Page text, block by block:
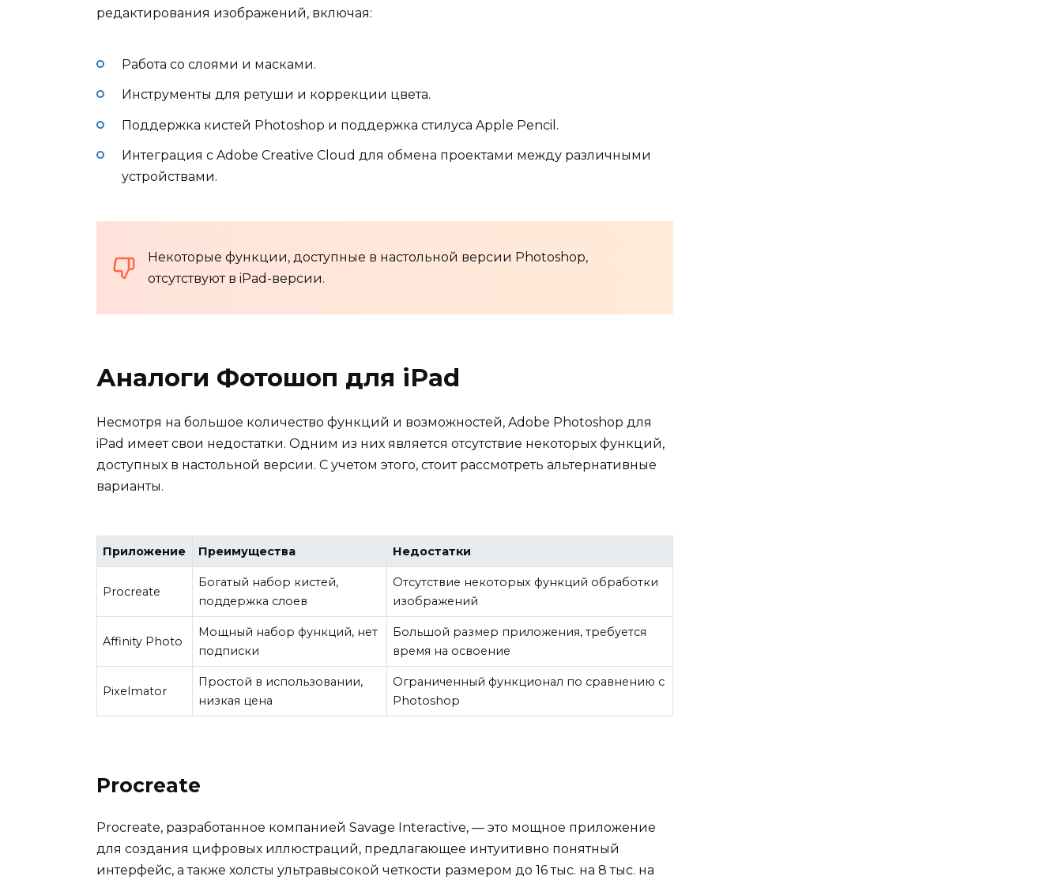
редактирования изображений, включая:
Работа со слоями и масками.
Инструменты для ретуши и коррекции цвета.
Поддержка кистей Photoshop и поддержка стилуса Apple Pencil.
Интеграция с Adobe Creative Cloud для обмена проектами между различными
устройствами.
Некоторые функции, доступные в настольной версии Photoshop,
отсутствуют в iPad-версии.
Аналоги Фотошоп для iPad
Несмотря на большое количество функций и возможностей, Adobe Photoshop для
iPad имеет свои недостатки. Одним из них является отсутствие некоторых функций,
доступных в настольной версии. С учетом этого, стоит рассмотреть альтернативные
варианты.
Приложение Преимущества Недостатки
Procreate
Богатый набор кистей,
поддержка слоев
Отсутствие некоторых функций обработки
изображений
Affinity Photo
Мощный набор функций, нет
подписки
Большой размер приложения, требуется
время на освоение
Pixelmator
Простой в использовании,
низкая цена
Ограниченный функционал по сравнению с
Photoshop
Procreate
Procreate, разработанное компанией Savage Interactive, — это мощное приложение
для создания цифровых иллюстраций, предлагающее интуитивно понятный
интерфейс, а также холсты ультравысокой четкости размером до 16 тыс. на 8 тыс. на